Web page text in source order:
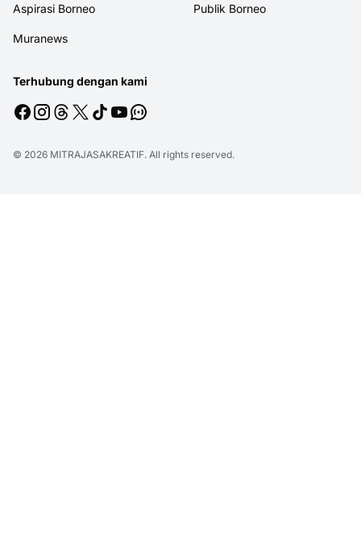
Aspirasi Borneo Publik Borneo
Muranews
Terhubung dengan kami
© 2026 MITRAJASAKREATIF. All rights reserved.